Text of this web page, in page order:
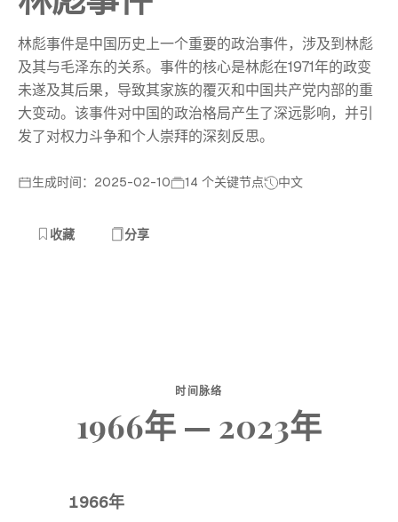
林彪事件是中国历史上一个重要的政治事件，涉及到林彪
及其与毛泽东的关系。事件的核心是林彪在1971年的政变
未遂及其后果，导致其家族的覆灭和中国共产党内部的重
大变动。该事件对中国的政治格局产生了深远影响，并引
发了对权力斗争和个人崇拜的深刻反思。
生成时间：2025-02-10 14 个关键节点 中文
收藏 分享
时间脉络
1966年 — 2023年
1966年